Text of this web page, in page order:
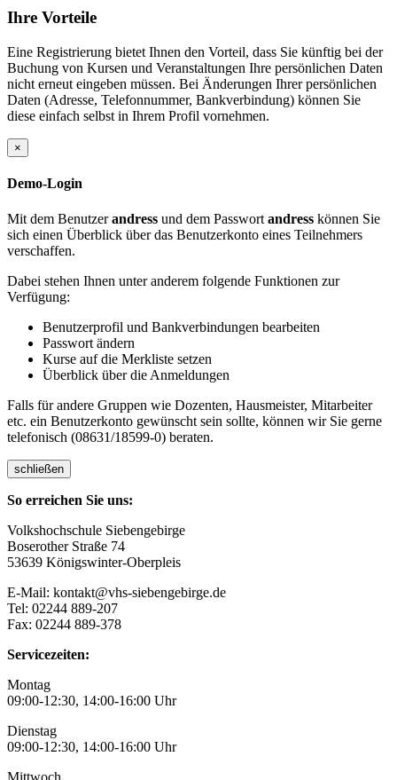
Ihre Vorteile
Eine Registrierung bietet Ihnen den Vorteil, dass Sie künftig bei der
Buchung von Kursen und Veranstaltungen Ihre persönlichen Daten
nicht erneut eingeben müssen. Bei Änderungen Ihrer persönlichen
Daten (Adresse, Telefonnummer, Bankverbindung) können Sie
diese einfach selbst in Ihrem Profil vornehmen.
×
Demo-Login
Mit dem Benutzerandress und dem Passwort andress können Sie
sich einen Überblick über das Benutzerkonto eines Teilnehmers
verschaffen.
Dabei stehen Ihnen unter anderem folgende Funktionen zur
Verfügung:
Benutzerprofil und Bankverbindungen bearbeiten
Passwort ändern
Kurse auf die Merkliste setzen
Überblick über die Anmeldungen
Falls für andere Gruppen wie Dozenten, Hausmeister, Mitarbeiter
etc. ein Benutzerkonto gewünscht sein sollte, können wir Sie gerne
telefonisch (08631/18599-0) beraten.
schließen
So erreichen Sie uns:
Volkshochschule Siebengebirge
Boserother Straße 74
53639 Königswinter-Oberpleis
E-Mail: kontakt@vhs-siebengebirge.de
Tel: 02244 889-207
Fax: 02244 889-378
Servicezeiten:
Montag
09:00-12:30, 14:00-16:00 Uhr
Dienstag
09:00-12:30, 14:00-16:00 Uhr
Mittwoch